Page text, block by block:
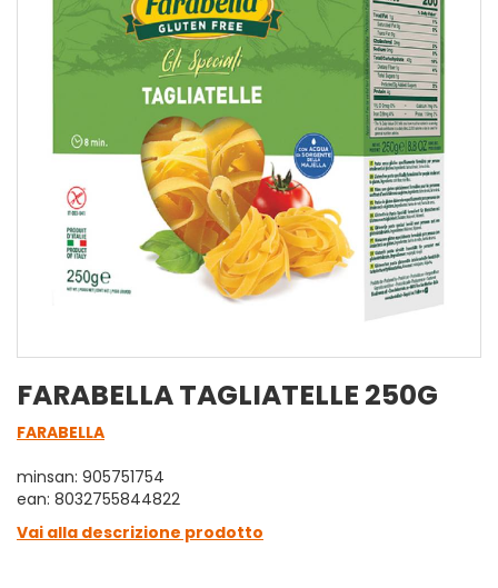
FARABELLA TAGLIATELLE 250G
FARABELLA
minsan: 905751754
ean: 8032755844822
Vai alla descrizione prodotto